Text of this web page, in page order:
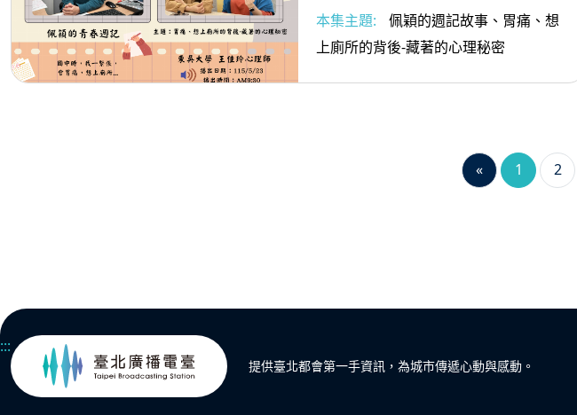
本集主題:
佩穎的週記故事、胃痛、想
上廁所的背後-藏著的心理秘密
« 1 2
:::
提供臺北都會第一手資訊，為城市傳遞心動與感動。